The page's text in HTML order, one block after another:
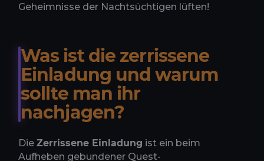
Geheimnisse der Nachtsüchtigen lüften!
Was ist die zerrissene
Einladung und warum
sollte man ihr
nachjagen?
Die Zerrissene Einladung ist ein beim
Aufheben gebundener Quest-